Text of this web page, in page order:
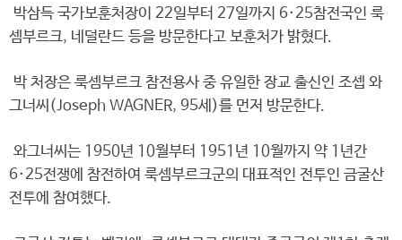
박삼득 국가보훈처장이 22일부터 27일까지 6·25참전국인 룩
셈부르크, 네덜란드 등을 방문한다고 보훈처가 밝혔다.
박 처장은 룩셈부르크 참전용사 중 유일한 장교 출신인 조셉 와
그너씨(Joseph WAGNER, 95세)를 먼저 방문한다.
와그너씨는 1950년 10월부터 1951년 10월까지 약 1년간
6·25전쟁에 참전하여 룩셈부르크군의 대표적인 전투인 금굴산
전투에 참여했다.